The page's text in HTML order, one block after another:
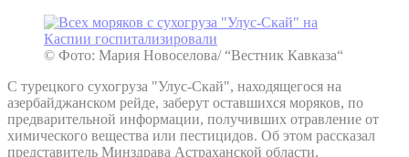
© Фото: Мария Новоселова/ “Вестник Кавказа“
С турецкого сухогруза "Улус-Скай", находящегося на
азербайджанском рейде, заберут оставшихся моряков, по
предварительной информации, получивших отравление от
химического вещества или пестицидов. Об этом рассказал
представитель Минздрава Астраханской области.